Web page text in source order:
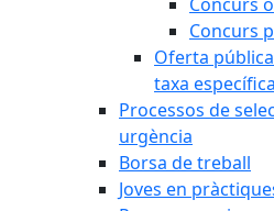
Concurs
Oferta
taxa
Processos de
urgència
Borsa de treball
Joves en